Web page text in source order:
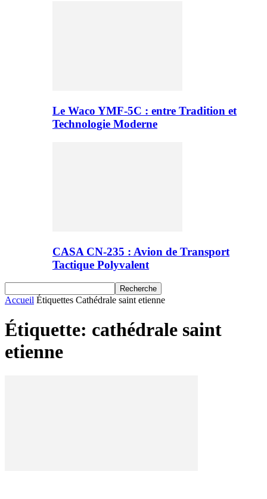
Le Waco YMF-5C : entre Tradition et
Technologie Moderne
CASA CN-235 : Avion de Transport
Tactique Polyvalent
Accueil Étiquettes Cathédrale saint etienne
Étiquette: cathédrale saint
etienne